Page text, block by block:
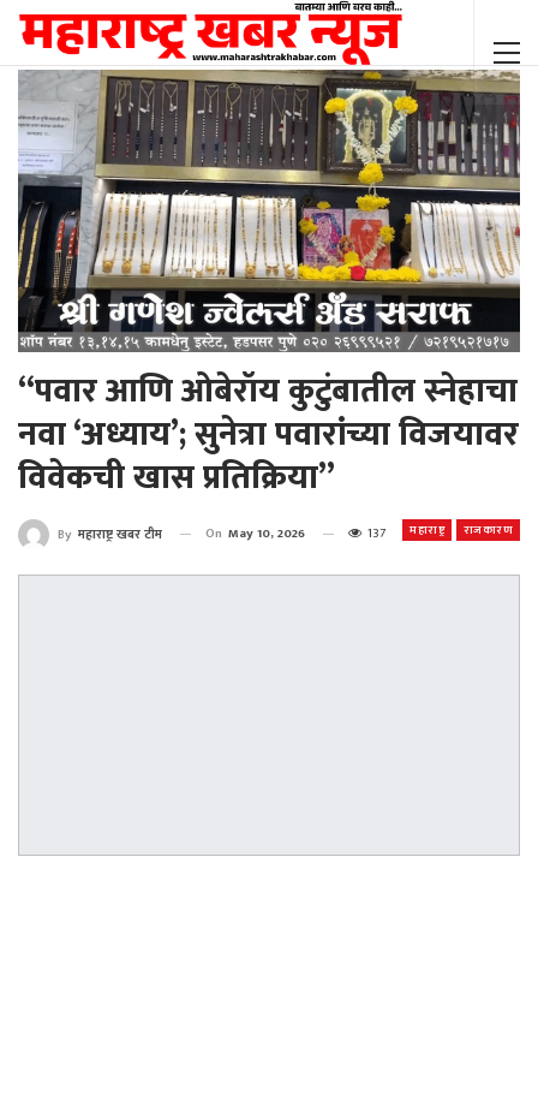
“पवार आणि ओबेरॉय कुटुंबातील स्नेहाचा
नवा ‘अध्याय’; सुनेत्रा पवारांच्या विजयावर
विवेकची खास प्रतिक्रिया”
महाराष्ट्र राजकारण
By महाराष्ट्र खबर टीम On May 10, 2026 137